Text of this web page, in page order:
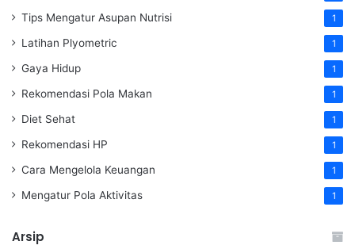
Tips Mengatur Asupan Nutrisi 1
Latihan Plyometric 1
Gaya Hidup 1
Rekomendasi Pola Makan 1
Diet Sehat 1
Rekomendasi HP 1
Cara Mengelola Keuangan 1
Mengatur Pola Aktivitas 1
Arsip